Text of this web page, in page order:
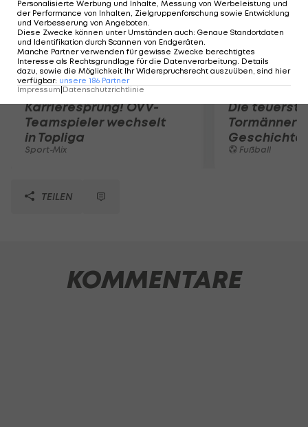
Karrieresprung! ÖVV-
Teamspieler wechselt
in Topliga
Sport-Mix
Die
Tormänner
Geschichte
Fußball
TEILEN
KOMMENTARE
Personalisierte Werbung und Inhalte, Messung von Werbeleistung und
der Performance von Inhalten, Zielgruppenforschung sowie Entwicklung
und Verbesserung von Angeboten.
Diese Zwecke können unter Umständen auch: Genaue Standortdaten
und Identifikation durch Scannen von Endgeräten.
Manche Partner verwenden für gewisse Zwecke berechtigtes
Interesse als Rechtsgrundlage für die Datenverarbeitung. Details
dazu, sowie die Möglichkeit Ihr Widerspruchsrecht auszuüben, sind hier
verfügbar: unsere 186 Partner
Impressum Datenschutzrichtlinie